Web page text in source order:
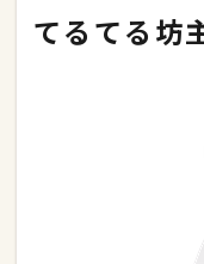
てるてる坊